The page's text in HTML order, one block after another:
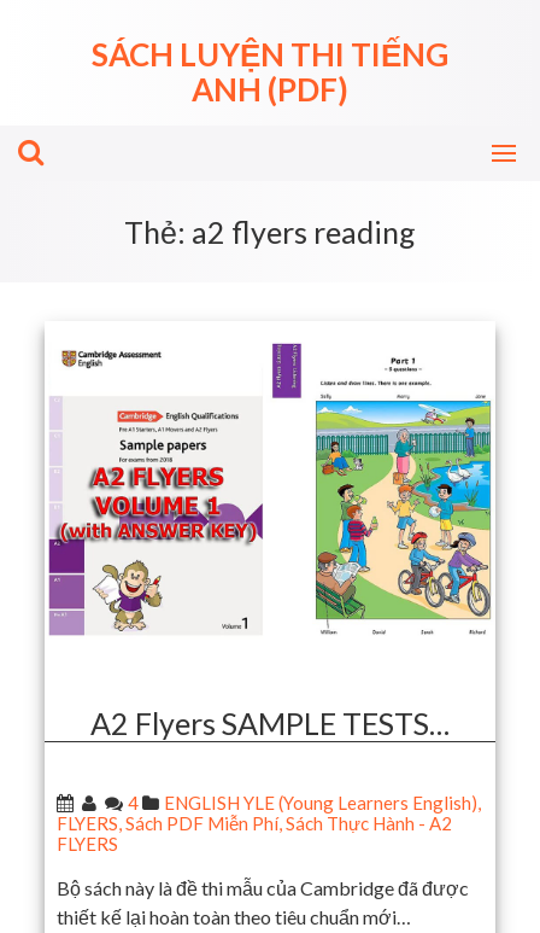
SÁCH LUYỆN THI TIẾNG
ANH (PDF)
Thẻ: a2 flyers reading
A2 Flyers SAMPLE TESTS…
4 ENGLISH YLE (Young Learners English),
FLYERS,Sách PDF Miễn Phí,Sách Thực Hành - A2
FLYERS
Bộ sách này là đề thi mẫu của Cambridge đã được
thiết kế lại hoàn toàn theo tiêu chuẩn mới…